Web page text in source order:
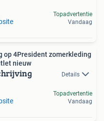
Topadvertentie
Vandaag
op 4President zomerkleding
nieuw
Details
Topadvertentie
Vandaag